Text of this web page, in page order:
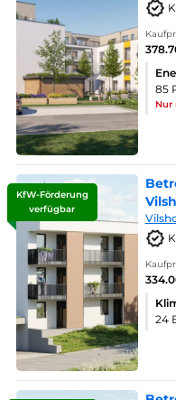
85
Nur
KfW-Förderung
verfügbar
24